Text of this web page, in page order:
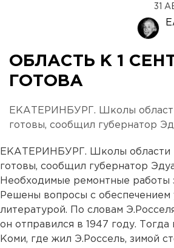
31
ОБЛАСТЬ К 1
ГОТОВА
ЕКАТЕРИНБУРГ. Школы
готовы, сообщил губернатор
ЕКАТЕРИНБУРГ. Школы области
готовы, сообщил губернатор
Необходимые ремонтные работы
Решены вопросы с обеспечением
литературой. По словам
он отправился в 1947 году. Тогда
Коми, где жил Э.Россель, зимой